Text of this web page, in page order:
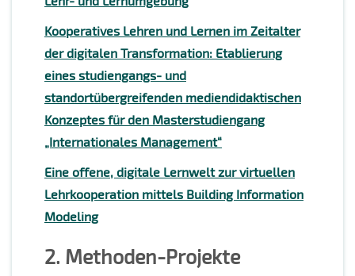
Kooperatives Lehren und Lernen im Zeitalter
der digitalen Transformation: Etablierung
eines studiengangs- und
standortübergreifenden mediendidaktischen
Konzeptes für den Masterstudiengang
„Internationales Management“
Eine offene, digitale Lernwelt zur virtuellen
Lehrkooperation mittels Building Information
Modeling
2. Methoden-Projekte